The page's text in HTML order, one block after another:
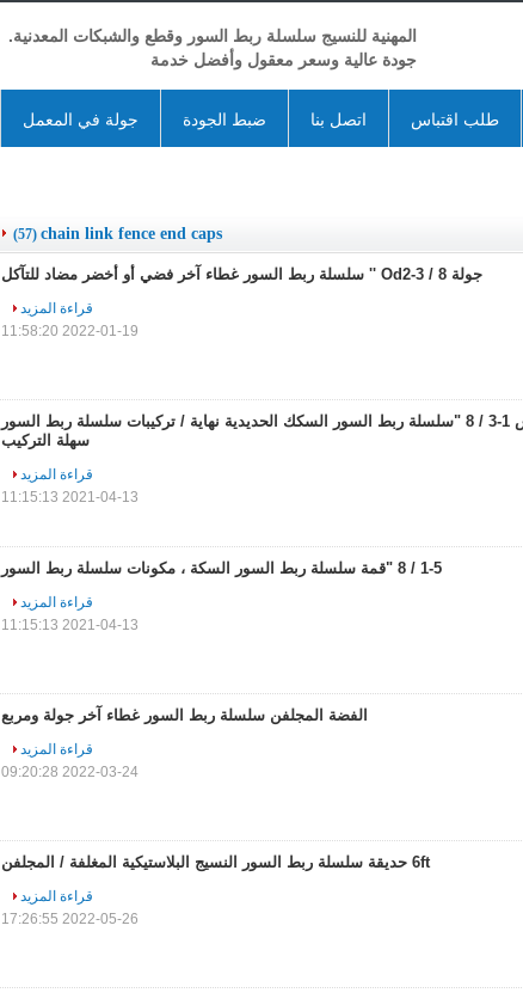
المهنية للنسيج سلسلة ربط السور وقطع والشبكات المعدنية.
جودة عالية وسعر معقول وأفضل خدمة
جولة في المعمل ضبط الجودة اتصل بنا طلب اقتباس
chain link fence end caps
(57)
جولة Od2-3 / 8 '' سلسلة ربط السور غطاء آخر فضي أو أخضر مضاد للتآكل
قراءة المزيد
2022-01-19 11:58:20
السلس 1-3 / 8 "سلسلة ربط السور السكك الحديدية نهاية / تركيبات سلسلة ربط السور
سهلة التركيب
قراءة المزيد
2021-04-13 11:15:13
1-5 / 8 "قمة سلسلة ربط السور السكة ، مكونات سلسلة ربط السور
قراءة المزيد
2021-04-13 11:15:13
الفضة المجلفن سلسلة ربط السور غطاء آخر جولة ومربع
قراءة المزيد
2022-03-24 09:20:28
6ft حديقة سلسلة ربط السور النسيج البلاستيكية المغلفة / المجلفن
قراءة المزيد
2022-05-26 17:26:55